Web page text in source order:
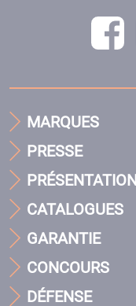
MARQUES
PRESSE
CATALOGUES
GARANTIE
CONCOURS
DÉFENSE